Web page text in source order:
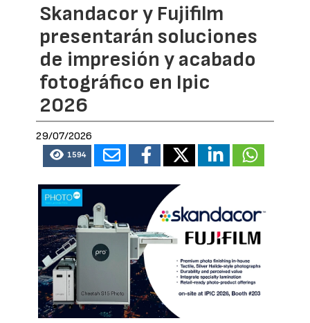
Skandacor y Fujifilm
presentarán soluciones
de impresión y acabado
fotográfico en Ipic
2026
29/07/2026
1594